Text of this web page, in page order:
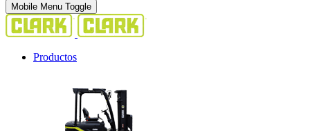
Mobile Menu Toggle
Productos